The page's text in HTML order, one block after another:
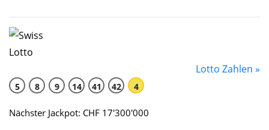
Lotto Zahlen »
5 8 9 14 41 42 4
Nächster Jackpot: CHF 17'300'000